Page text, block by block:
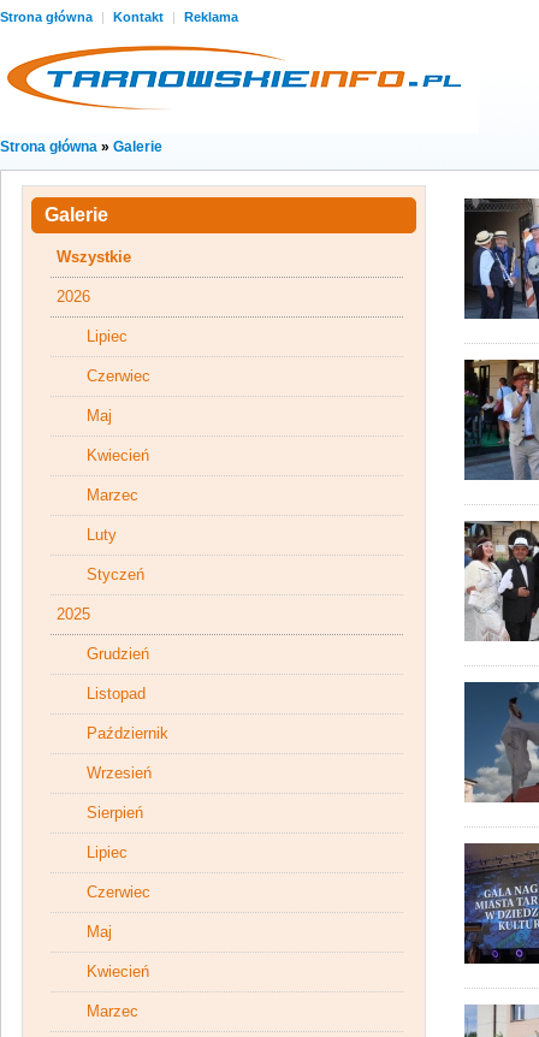
Strona główna | Kontakt | Reklama
Strona główna » Galerie
Galerie
Wszystkie
2026
Lipiec
Czerwiec
Maj
Kwiecień
Marzec
Luty
Styczeń
2025
Grudzień
Listopad
Październik
Wrzesień
Sierpień
Lipiec
Czerwiec
Maj
Kwiecień
Marzec